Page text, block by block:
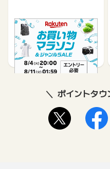
楽天市場
1%
ポイントタウ